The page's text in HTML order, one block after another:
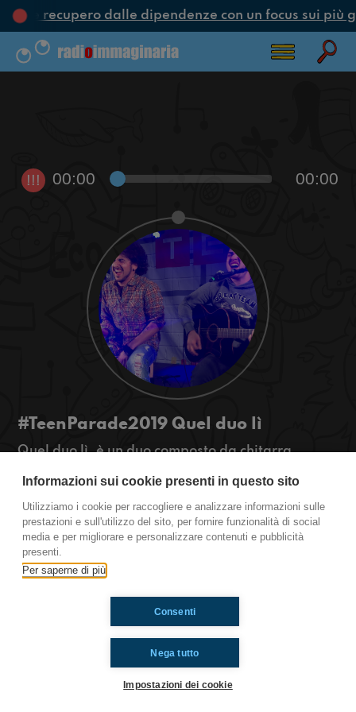
e recupero dalle dipendenze con un focus sui più
!!! 00:00 00:00
#TeenParade2019 Quel duo lì
Quel duo lì, è un duo composto da chitarra,
rimane subito colpiti. Volete sapere perchè si
chiamano proprio così? Ascoltateci!
#OkkinSu www.radioimmaginaria.it
Ti è piaciuto? Condividilo!
Informazioni sui cookie presenti in questo sito
Utilizziamo i cookie per raccogliere e analizzare informazioni sulle
prestazioni e sull'utilizzo del sito, per fornire funzionalità di social
media e per migliorare e personalizzare contenuti e pubblicità
presenti.
Per saperne di più
Nega tutto
Consenti
Impostazioni dei cookie